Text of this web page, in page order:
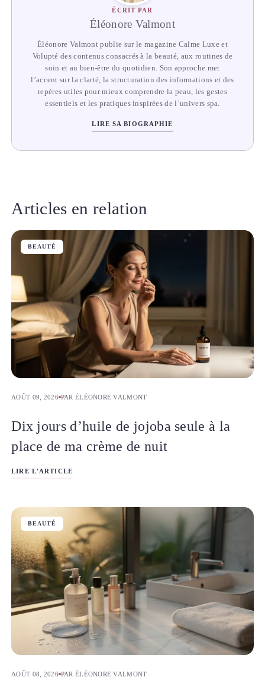
ÉCRIT PAR
Éléonore Valmont
Éléonore Valmont publie sur le magazine Calme Luxe et
Volupté des contenus consacrés à la beauté, aux routines de
soin et au bien-être du quotidien. Son approche met
l’accent sur la clarté, la structuration des informations et des
repères utiles pour mieux comprendre la peau, les gestes
essentiels et les pratiques inspirées de l’univers spa.
LIRE SA BIOGRAPHIE
Articles en relation
BEAUTÉ
AOÛT 09, 2026 PAR ÉLÉONORE VALMONT
Dix jours d’huile de jojoba seule à la
place de ma crème de nuit
LIRE L'ARTICLE
BEAUTÉ
AOÛT 08, 2026 PAR ÉLÉONORE VALMONT